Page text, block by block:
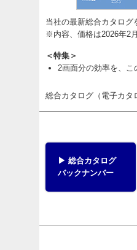
当社の最新総合カタログ
※内容、価格は2026年2
＜特集＞
2画面分の効率を、こ
総合カタログ（電子カタ
▶ 総合カタログ
バックナンバー